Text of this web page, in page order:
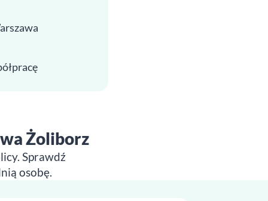
Żoliborz
Sprawdź
osobę.